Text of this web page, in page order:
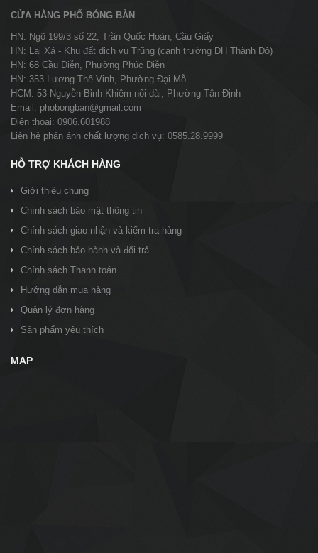
CỬA HÀNG PHỐ BÓNG BÀN
HN: Ngõ 199/3 số 22, Trần Quốc Hoàn, Cầu Giấy
HN: Lai Xá - Khu đất dịch vụ Trũng (cạnh trường ĐH Thành Đô)
HN: 68 Cầu Diễn, Phường Phúc Diễn
HN: 353 Lương Thế Vinh, Phường Đại Mỗ
HCM: 53 Nguyễn Bỉnh Khiêm nối dài, Phường Tân Định
Email: phobongban@gmail.com
Điện thoại: 0906.601988
Liên hệ phản ánh chất lượng dịch vụ: 0585.28.9999
HỖ TRỢ KHÁCH HÀNG
Giới thiệu chung
Chính sách bảo mật thông tin
Chính sách giao nhận và kiểm tra hàng
Chính sách bảo hành và đổi trả
Chính sách Thanh toán
Hướng dẫn mua hàng
Quản lý đơn hàng
Sản phẩm yêu thích
MAP